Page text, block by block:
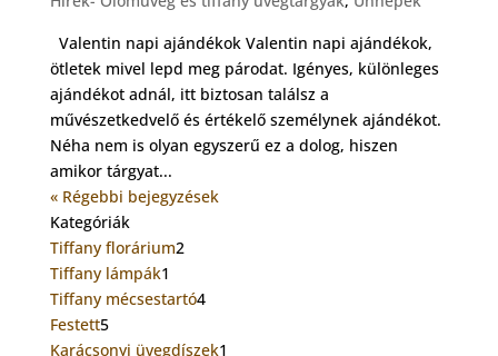
Valentin napi ajándékok Valentin napi ajándékok,
ötletek mivel lepd meg párodat. Igényes, különleges
ajándékot adnál, itt biztosan találsz a
művészetkedvelő és értékelő személynek ajándékot.
Néha nem is olyan egyszerű ez a dolog, hiszen
amikor tárgyat...
« Régebbi bejegyzések
Kategóriák
Tiffany florárium22
Tiffany lámpák1
termék
Tiffany mécsestartó44
Festett55
termék
Karácsonyi üvegdíszek1